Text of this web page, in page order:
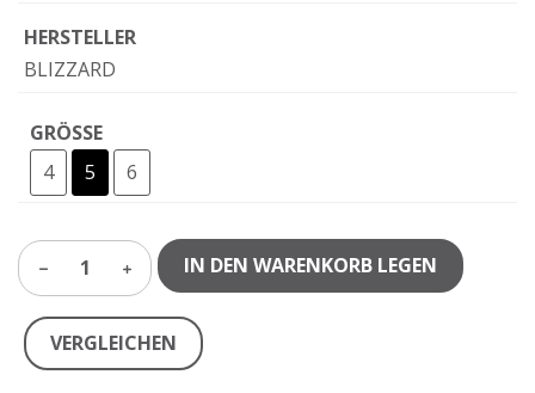
HERSTELLER
BLIZZARD
GRÖSSE
4
5 6
1 IN DEN WARENKORB LEGEN
VERGLEICHEN